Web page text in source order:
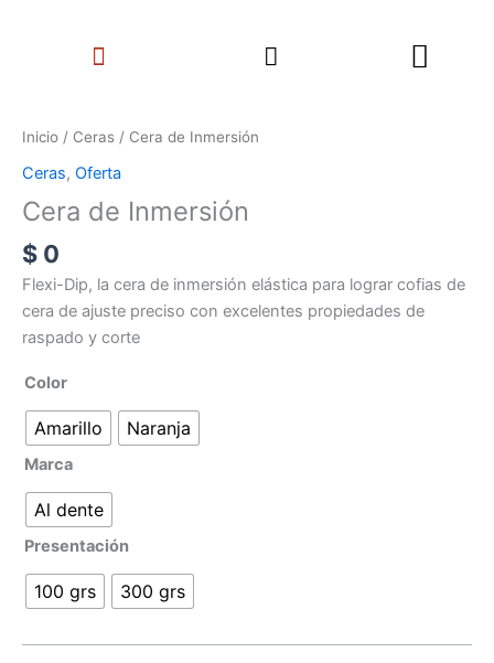
Menu Search
Inicio / Ceras / Cera de Inmersión
Ceras, Oferta
Cera de Inmersión
$ 0
Flexi-Dip, la cera de inmersión elástica para lograr cofias de
cera de ajuste preciso con excelentes propiedades de
raspado y corte
Color
Amarillo Naranja
Marca
Al dente
Presentación
100 grs 300 grs
de
cantidad